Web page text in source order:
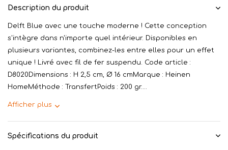
Description du produit
Delft Blue avec une touche moderne ! Cette conception
s'intègre dans n'importe quel intérieur. Disponibles en
plusieurs variantes, combinez-les entre elles pour un effet
unique ! Livré avec fil de fer suspendu. Code article :
D8020Dimensions : H 2,5 cm, Ø 16 cmMarque : Heinen
HomeMéthode : TransfertPoids : 200 gr....
Afficher plus
Spécifications du produit